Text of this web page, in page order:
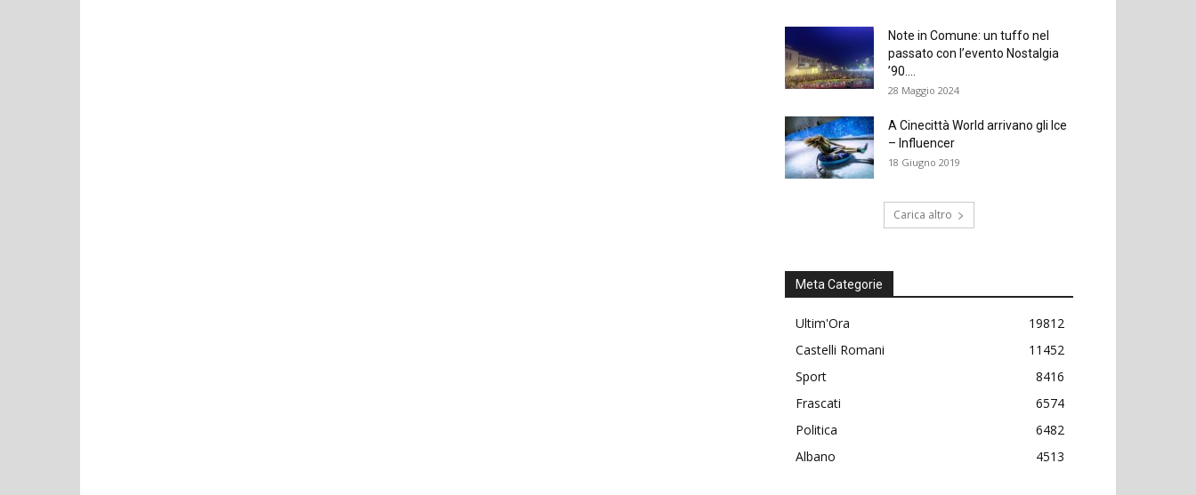
Note in Comune: un tuffo nel
passato con l’evento Nostalgia
’90....
28 Maggio 2024
A Cinecittà World arrivano gli Ice
– Influencer
18 Giugno 2019
Carica altro
Meta Categorie
Ultim'Ora
19812
Castelli Romani
11452
Sport
8416
Frascati
6574
Politica
6482
Albano
4513